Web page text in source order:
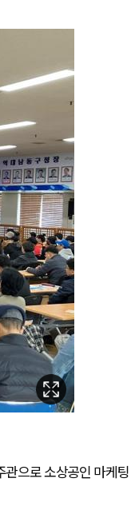
관으로 소상공인 마케